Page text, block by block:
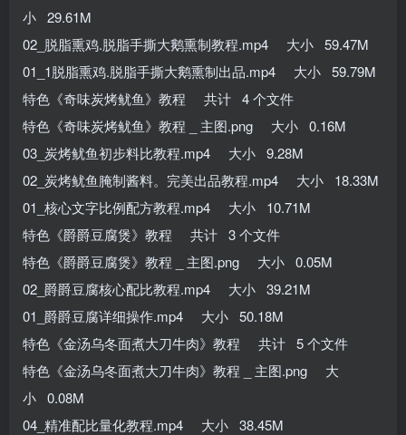
小 29.61M
02_脱脂熏鸡.脱脂手撕大鹅熏制教程.mp4 大小 59.47M
01_1脱脂熏鸡.脱脂手撕大鹅熏制出品.mp4 大小 59.79M
特色《奇味炭烤鱿鱼》教程 共计 4 个文件
特色《奇味炭烤鱿鱼》教程 _ 主图.png 大小 0.16M
03_炭烤鱿鱼初步料比教程.mp4 大小 9.28M
02_炭烤鱿鱼腌制酱料。完美出品教程.mp4 大小 18.33M
01_核心文字比例配方教程.mp4 大小 10.71M
特色《爵爵豆腐煲》教程 共计 3 个文件
特色《爵爵豆腐煲》教程 _ 主图.png 大小 0.05M
02_爵爵豆腐核心配比教程.mp4 大小 39.21M
01_爵爵豆腐详细操作.mp4 大小 50.18M
特色《金汤乌冬面煮大刀牛肉》教程 共计 5 个文件
特色《金汤乌冬面煮大刀牛肉》教程 _ 主图.png 大
小 0.08M
04_精准配比量化教程.mp4 大小 38.45M